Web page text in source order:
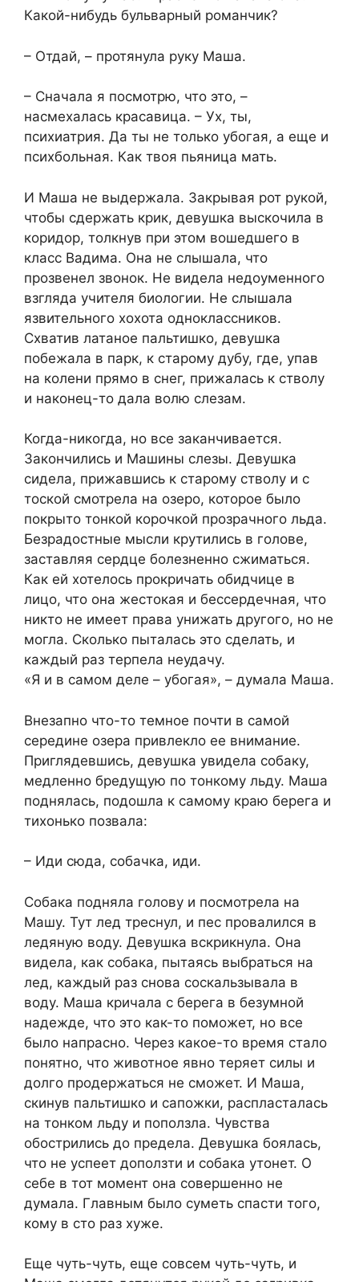
Какой-нибудь бульварный романчик?
– Отдай, – протянула руку Маша.
– Сначала я посмотрю, что это, –
насмехалась красавица. – Ух, ты,
психиатрия. Да ты не только убогая, а еще и
психбольная. Как твоя пьяница мать.
И Маша не выдержала. Закрывая рот рукой,
чтобы сдержать крик, девушка выскочила в
коридор, толкнув при этом вошедшего в
класс Вадима. Она не слышала, что
прозвенел звонок. Не видела недоуменного
взгляда учителя биологии. Не слышала
язвительного хохота одноклассников.
Схватив латаное пальтишко, девушка
побежала в парк, к старому дубу, где, упав
на колени прямо в снег, прижалась к стволу
и наконец-то дала волю слезам.
Когда-никогда, но все заканчивается.
Закончились и Машины слезы. Девушка
сидела, прижавшись к старому стволу и с
тоской смотрела на озеро, которое было
покрыто тонкой корочкой прозрачного льда.
Безрадостные мысли крутились в голове,
заставляя сердце болезненно сжиматься.
Как ей хотелось прокричать обидчице в
лицо, что она жестокая и бессердечная, что
никто не имеет права унижать другого, но не
могла. Сколько пыталась это сделать, и
каждый раз терпела неудачу.
«Я и в самом деле – убогая», – думала Маша.
Внезапно что-то темное почти в самой
середине озера привлекло ее внимание.
Приглядевшись, девушка увидела собаку,
медленно бредущую по тонкому льду. Маша
поднялась, подошла к самому краю берега и
тихонько позвала:
– Иди сюда, собачка, иди.
Собака подняла голову и посмотрела на
Машу. Тут лед треснул, и пес провалился в
ледяную воду. Девушка вскрикнула. Она
видела, как собака, пытаясь выбраться на
лед, каждый раз снова соскальзывала в
воду. Маша кричала с берега в безумной
надежде, что это как-то поможет, но все
было напрасно. Через какое-то время стало
понятно, что животное явно теряет силы и
долго продержаться не сможет. И Маша,
скинув пальтишко и сапожки, распласталась
на тонком льду и поползла. Чувства
обострились до предела. Девушка боялась,
что не успеет доползти и собака утонет. О
себе в тот момент она совершенно не
думала. Главным было суметь спасти того,
кому в сто раз хуже.
Еще чуть-чуть, еще совсем чуть-чуть, и